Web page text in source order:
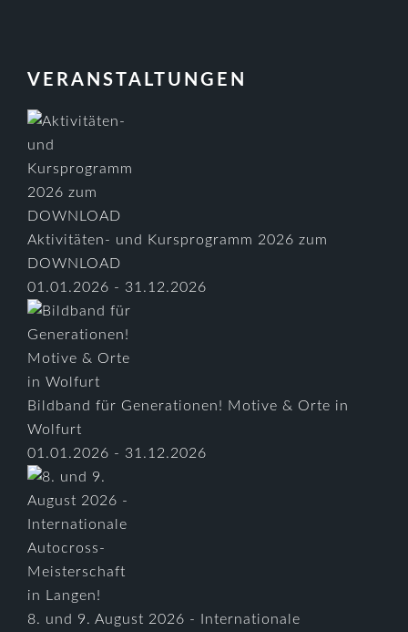
VERANSTALTUNGEN
Aktivitäten- und Kursprogramm 2026 zum
DOWNLOAD
01.01.2026 - 31.12.2026
Bildband für Generationen! Motive & Orte in
Wolfurt
01.01.2026 - 31.12.2026
8. und 9. August 2026 - Internationale